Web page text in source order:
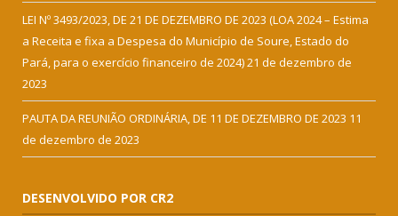
LEI Nº 3493/2023, DE 21 DE DEZEMBRO DE 2023 (LOA 2024 – Estima
a Receita e fixa a Despesa do Município de Soure, Estado do
Pará, para o exercício financeiro de 2024)21 de dezembro de
2023
PAUTA DA REUNIÃO ORDINÁRIA, DE 11 DE DEZEMBRO DE 2023 11
de dezembro de 2023
DESENVOLVIDO POR CR2